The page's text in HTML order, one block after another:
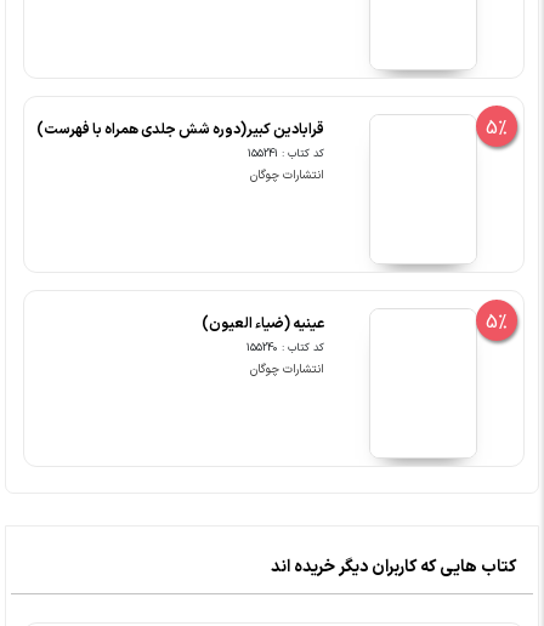
5% قرابادین کبیر(دوره شش جلدی همراه با فهرست)
کد کتاب : 155241
انتشارات چوگان
5% عینیه (ضیاء العیون)
کد کتاب : 155240
انتشارات چوگان
کتاب هایی که کاربران دیگر خریده اند